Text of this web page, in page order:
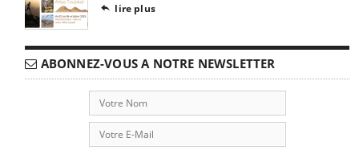
 lire plus
ABONNEZ-VOUS A NOTRE NEWSLETTER